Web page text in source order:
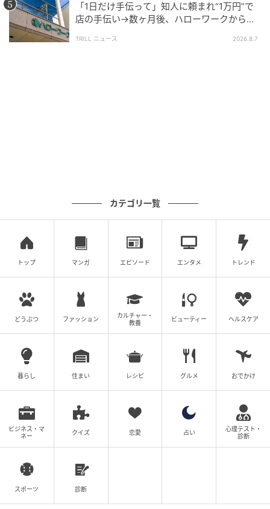
「1日だけ手伝って」知人に頼まれ“1万円”で
店の手伝い→数ヶ月後、ハローワークから届
TRILL ニュース 2026.8.7
カテゴリ一覧
トップ マンガ エピソード エンタメ トレンド
どうぶつ ファッション
カルチャー・
教養
ビューティー ヘルスケア
暮らし 住まい レシピ グルメ おでかけ
ビジネス・マ
ネー
クイズ 恋愛 占い
心理テスト・
診断
スポーツ 診断